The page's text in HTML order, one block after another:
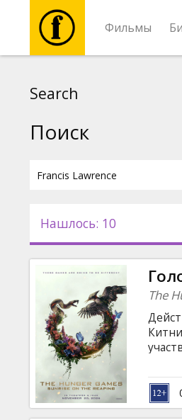
Фильмы
Новости
Кинозакуски
Клуб
Search
Поиск
Нашлось: 10
The